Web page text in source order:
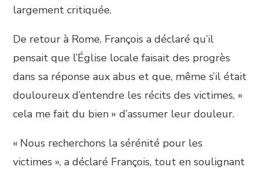
largement critiquée.
De retour à Rome, François a déclaré qu’il
pensait que l’Église locale faisait des progrès
dans sa réponse aux abus et que, même s’il était
douloureux d’entendre les récits des victimes, «
cela me fait du bien » d’assumer leur douleur.
« Nous recherchons la sérénité pour les
victimes », a déclaré François, tout en soulignant